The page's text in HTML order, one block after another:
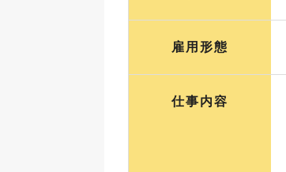
雇用形態
仕事内容